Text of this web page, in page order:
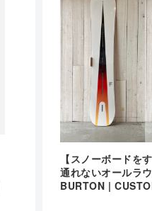
【スノーボードを
通れないオールラ
BURTON |